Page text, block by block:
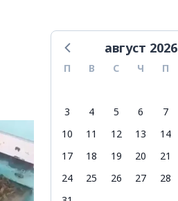
август 2026
П В С Ч П
3
4 5 6 7
10
11 12 13 14
17
18 19 20 21
24
25 26 27 28